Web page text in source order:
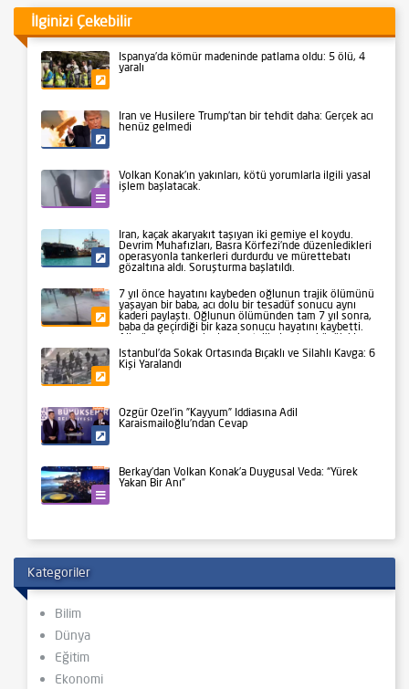
İlginizi Çekebilir
İspanya’da kömür madeninde patlama oldu: 5 ölü, 4
yaralı
İran ve Husilere Trump’tan bir tehdit daha: Gerçek acı
henüz gelmedi
Volkan Konak’ın yakınları, kötü yorumlarla ilgili yasal
işlem başlatacak.
Siyaset
İran, kaçak akaryakıt taşıyan iki gemiye el koydu.
Devrim Muhafızları, Basra Körfezi’nde düzenledikleri
operasyonla tankerleri durdurdu ve mürettebatı
gözaltına aldı. Soruşturma başlatıldı.
Gündem
7 yıl önce hayatını kaybeden oğlunun trajik ölümünü
yaşayan bir baba, acı dolu bir tesadüf sonucu aynı
kaderi paylaştı. Oğlunun ölümünden tam 7 yıl sonra,
baba da geçirdiği bir kaza sonucu hayatını kaybetti.
Aile üyeleri ve yakınları, bu talihsiz olayı büyük bir
üzüntüyle karşıladı.
İstanbul’da Sokak Ortasında Bıçaklı ve Silahlı Kavga: 6
Kişi Yaralandı
Özgür Özel’in ”Kayyum” İddiasına Adil
Karaismailoğlu’ndan Cevap
Berkay’dan Volkan Konak’a Duygusal Veda: “Yürek
Yakan Bir Anı”
Kategoriler
Bilim
Dünya
Eğitim
Ekonomi